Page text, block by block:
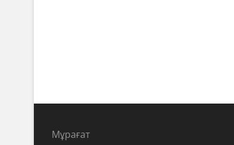
Мұрағат